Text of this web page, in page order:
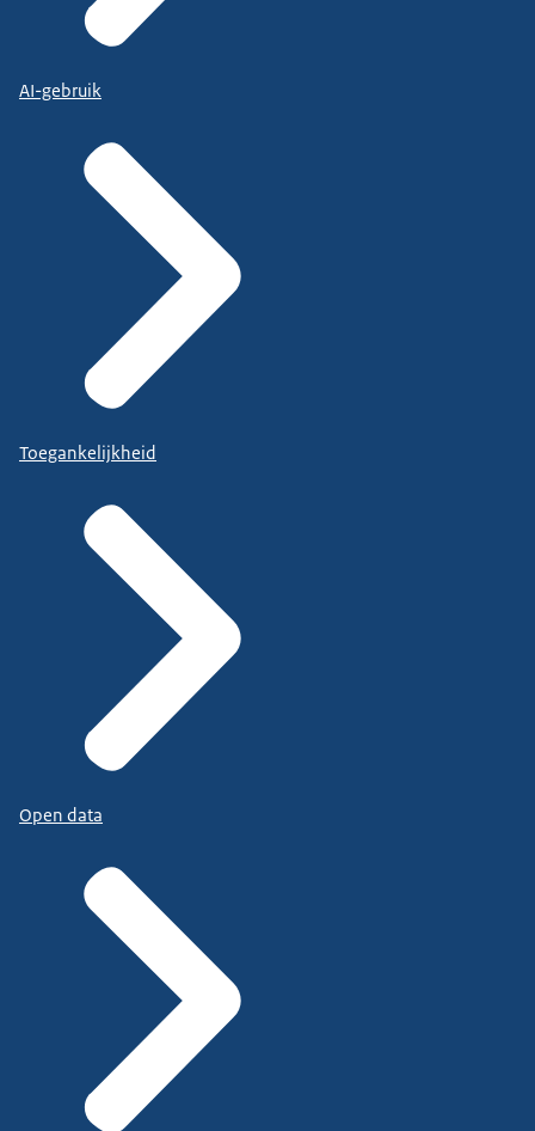
AI-gebruik
Toegankelijkheid
Open data